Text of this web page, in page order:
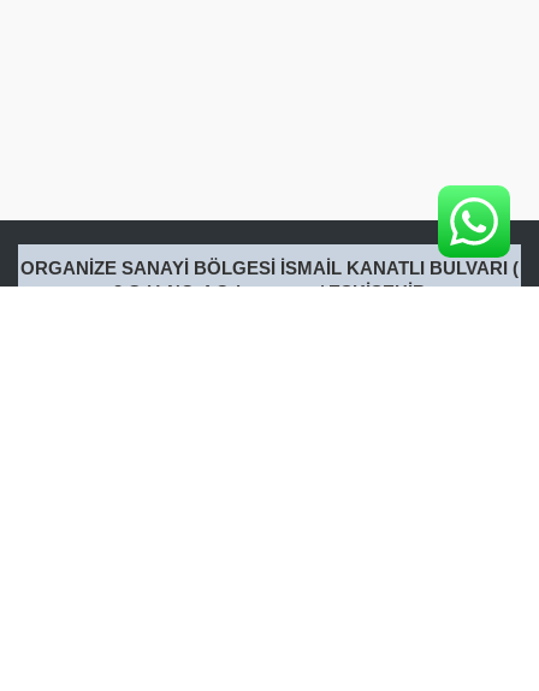
ORGANİZE SANAYİ BÖLGESİ İSMAİL KANATLI BULVARI (
2.Cd.) NO:4 Odunpazarı / ESKİŞEHİR